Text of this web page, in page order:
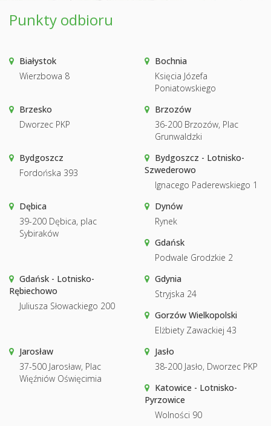
Punkty odbioru
Białystok
Wierzbowa 8
Bochnia
Księcia Józefa
Poniatowskiego
Brzesko
Dworzec PKP
Brzozów
36-200 Brzozów, Plac
Grunwaldzki
Bydgoszcz
Fordońska 393
Bydgoszcz - Lotnisko-
Szwederowo
Ignacego Paderewskiego 1
Dębica
39-200 Dębica, plac
Sybiraków
Dynów
Rynek
Gdańsk
Podwale Grodzkie 2
Gdańsk - Lotnisko-
Rębiechowo
Juliusza Słowackiego 200
Gdynia
Stryjska 24
Gorzów Wielkopolski
Elżbiety Zawackiej 43
Jarosław
37-500 Jarosław, Plac
Więźniów Oświęcimia
Jasło
38-200 Jasło, Dworzec PKP
Katowice - Lotnisko-
Pyrzowice
Wolności 90